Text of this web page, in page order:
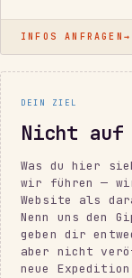
INFOS ANFRAGEN →
DEIN ZIEL
Nicht
Was du hier
wir führen —
Website als
Nenn uns den
geben dir
aber nicht
neue